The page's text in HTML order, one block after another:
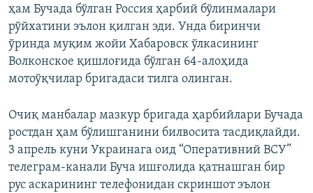
ҳам Бучада бўлган Россия ҳарбий бўлинмалари
рўйхатини эълон қилган эди. Унда биринчи
ўринда муқим жойи Хабаровск ўлкасининг
Волконское қишлоғида бўлган 64-алоҳида
мотоўқчилар бригадаси тилга олинган.
Очиқ манбалар мазкур бригада ҳарбийлари Бучада
ростдан ҳам бўлишганини билвосита тасдиқлайди.
3 апрель куни Украинага оид “Оперативний ВСУ”
телеграм-канали Буча ишғолида қатнашган бир
рус аскарининг телефонидан скриншот эълон